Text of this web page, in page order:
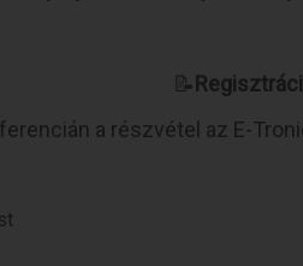
📝
a részvétel az E-